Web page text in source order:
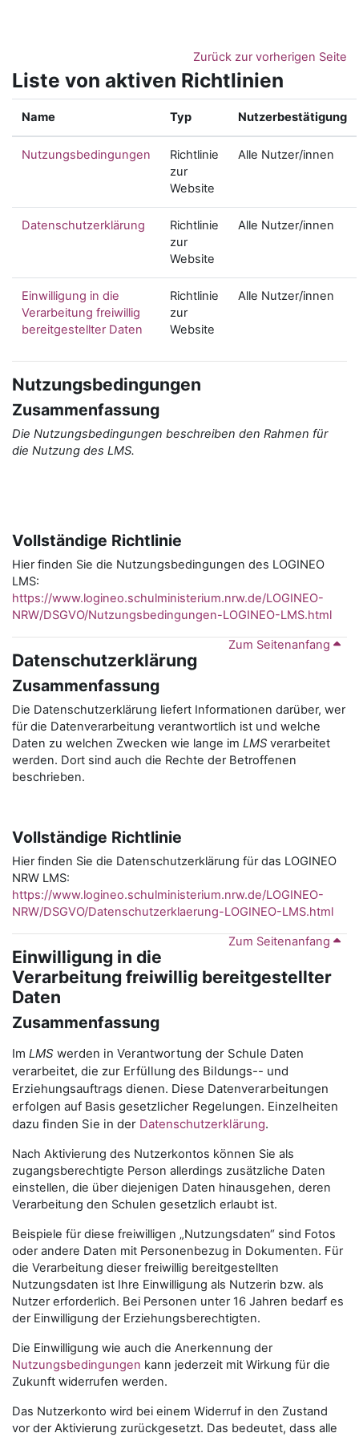
Zurück zur vorherigen Seite
Liste von aktiven Richtlinien
Name Typ Nutzerbestätigung
Nutzungsbedingungen
Richtlinie
zur
Website
Alle Nutzer/innen
Datenschutzerklärung
Richtlinie
zur
Website
Alle Nutzer/innen
Einwilligung in die
Verarbeitung freiwillig
bereitgestellter Daten
Richtlinie
zur
Website
Alle Nutzer/innen
Nutzungsbedingungen
Zusammenfassung
Die Nutzungsbedingungen beschreiben den Rahmen für
die Nutzung des LMS.
Vollständige Richtlinie
Hier finden Sie die Nutzungsbedingungen des LOGINEO
LMS:
https://www.logineo.schulministerium.nrw.de/LOGINEO-
NRW/DSGVO/Nutzungsbedingungen-LOGINEO-LMS.html
Zum Seitenanfang
Datenschutzerklärung
Zusammenfassung
Die Datenschutzerklärung liefert Informationen darüber, wer
für die Datenverarbeitung verantwortlich ist und welche
Daten zu welchen Zwecken wie lange im LMS verarbeitet
werden. Dort sind auch die Rechte der Betroffenen
beschrieben.
Vollständige Richtlinie
Hier finden Sie die Datenschutzerklärung für das LOGINEO
NRW LMS:
https://www.logineo.schulministerium.nrw.de/LOGINEO-
NRW/DSGVO/Datenschutzerklaerung-LOGINEO-LMS.html
Zum Seitenanfang
Einwilligung in die
Verarbeitung freiwillig bereitgestellter
Daten
Zusammenfassung
Im LMS werden in Verantwortung der Schule Daten
verarbeitet, die zur Erfüllung des Bildungs-- und
Erziehungsauftrags dienen. Diese Datenverarbeitungen
erfolgen auf Basis gesetzlicher Regelungen. Einzelheiten
dazu finden Sie in der Datenschutzerklärung.
Nach Aktivierung des Nutzerkontos können Sie als
zugangsberechtigte Person allerdings zusätzliche Daten
einstellen, die über diejenigen Daten hinausgehen, deren
Verarbeitung den Schulen gesetzlich erlaubt ist.
Beispiele für diese freiwilligen „Nutzungsdaten“ sind Fotos
oder andere Daten mit Personenbezug in Dokumenten. Für
die Verarbeitung dieser freiwillig bereitgestellten
Nutzungsdaten ist Ihre Einwilligung als Nutzerin bzw. als
Nutzer erforderlich. Bei Personen unter 16 Jahren bedarf es
der Einwilligung der Erziehungsberechtigten.
Die Einwilligung wie auch die Anerkennung der
Nutzungsbedingungen kann jederzeit mit Wirkung für die
Zukunft widerrufen werden.
Das Nutzerkonto wird bei einem Widerruf in den Zustand
vor der Aktivierung zurückgesetzt. Das bedeutet, dass alle